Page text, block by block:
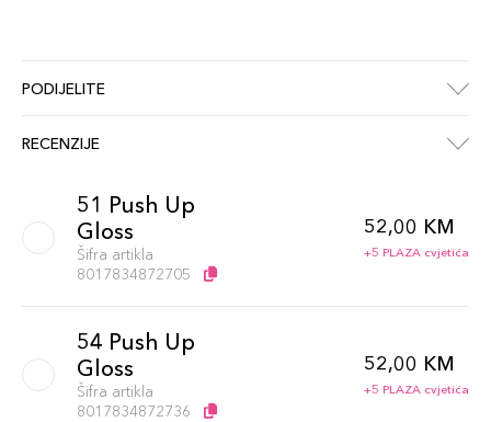
PODIJELITE
RECENZIJE
51 Push Up
Gloss
Šifra artikla
8017834872705
52,00 KM
+5 PLAZA cvjetića
54 Push Up
Gloss
Šifra artikla
8017834872736
52,00 KM
+5 PLAZA cvjetića